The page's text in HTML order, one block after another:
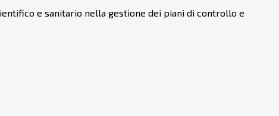
e sanitario nella gestione dei piani di controllo e